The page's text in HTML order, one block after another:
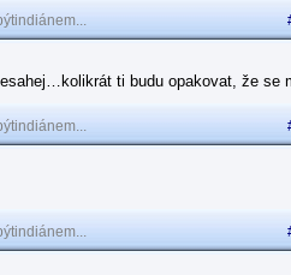
ti budu opakovat, že se